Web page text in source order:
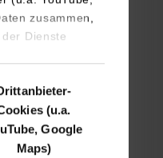
zusammen,
Dienste
(u.a.
Google
Maps)
Sinsheim
der DHBW
10.000
Arbeitsmarkt
DHBW. So